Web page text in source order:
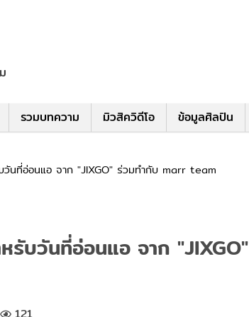
รวมบทความ มิวสิควิดีโอ ข้อมูลศิลปิน
วันที่อ่อนแอ จาก "JIXGO" ร่วมทำกับ marr team
รับวันที่อ่อนแอ จาก "JIXGO"